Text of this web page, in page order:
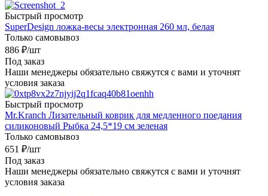
Быстрый просмотр
SuperDesign ложка-весы электронная 260 мл, белая
Только самовывоз
886 ₽/шт
Под заказ
Наши менеджеры обязательно свяжутся с вами и уточнят
условия заказа
Быстрый просмотр
Mr.Kranch Лизательный коврик для медленного поедания
силиконовый Рыбка 24,5*19 см зеленая
Только самовывоз
651 ₽/шт
Под заказ
Наши менеджеры обязательно свяжутся с вами и уточнят
условия заказа